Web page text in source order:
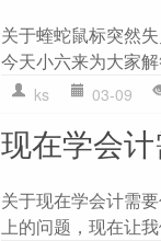
关于蝰蛇鼠标突然
今天小六来为大家
ks 03-09
现在学会
关于现在学会计需
上的问题，现在让